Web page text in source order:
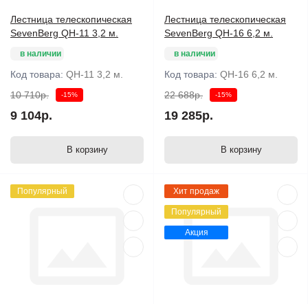
Лестница телескопическая
SevenBerg QH-11 3,2 м.
в наличии
Код товара: QH-11 3,2 м.
10 710р.
-15%
9 104р.
В корзину
Лестница телескопическая
SevenBerg QH-16 6,2 м.
в наличии
Код товара: QH-16 6,2 м.
22 688р.
-15%
19 285р.
В корзину
Популярный Хит продаж
Популярный
Акция